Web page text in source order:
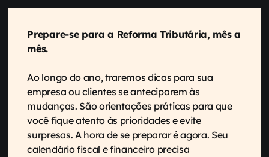
Prepare-se para a Reforma Tributária, mês a
mês.
Ao longo do ano, traremos dicas para sua
empresa ou clientes se anteciparem às
mudanças. São orientações práticas para que
você fique atento às prioridades e evite
surpresas. A hora de se preparar é agora. Seu
calendário fiscal e financeiro precisa